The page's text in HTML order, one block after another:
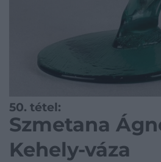
50. tétel:
Szmetana
Kehely-váza